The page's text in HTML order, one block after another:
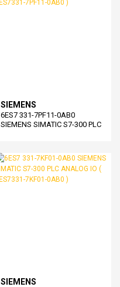
SIEMENS
6ES7 331-7PF11-0AB0
SIEMENS SIMATIC S7-300 PLC
SIEMENS